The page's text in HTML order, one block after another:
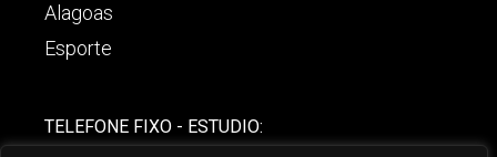
Alagoas
Esporte
TELEFONE FIXO - ESTUDIO: